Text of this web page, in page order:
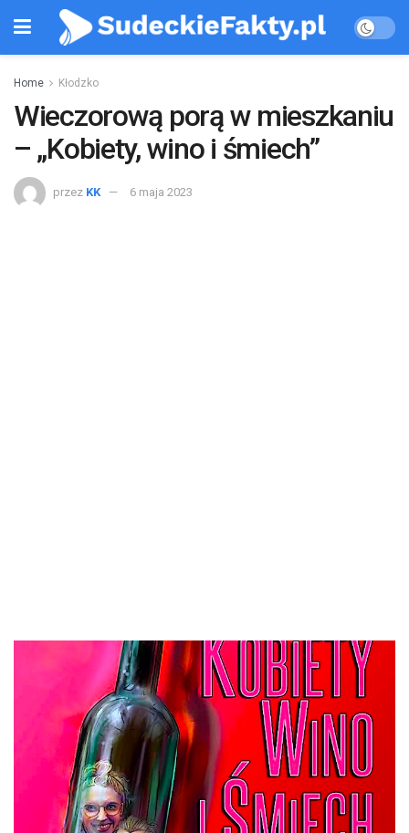
Home Kłodzko
Wieczorową porą w mieszkaniu
– „Kobiety, wino i śmiech”
przez KK 6 maja 2023